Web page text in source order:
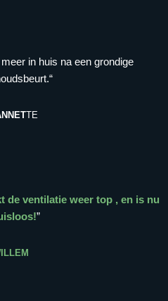
in huis na een grondige
TE
de ventilatie weer top , en is nu
”